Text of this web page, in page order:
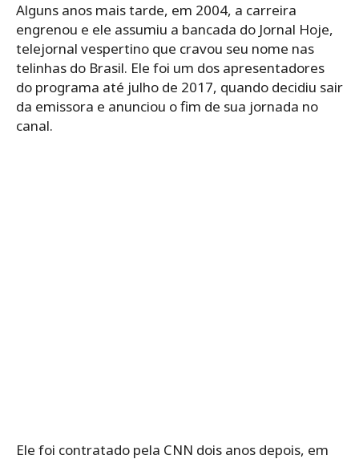
Alguns anos mais tarde, em 2004, a carreira
engrenou e ele assumiu a bancada do Jornal Hoje,
telejornal vespertino que cravou seu nome nas
telinhas do Brasil. Ele foi um dos apresentadores
do programa até julho de 2017, quando decidiu sair
da emissora e anunciou o fim de sua jornada no
canal.
Ele foi contratado pela CNN dois anos depois, em